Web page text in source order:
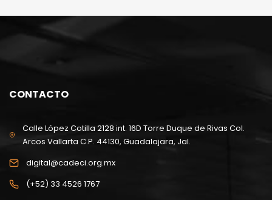
CONTACTO
Calle López Cotilla 2128 int. 16D Torre Duque de Rivas Col.
Arcos Vallarta C.P. 44130, Guadalajara, Jal.
digital@cadeci.org.mx
(+52) 33 4526 1767